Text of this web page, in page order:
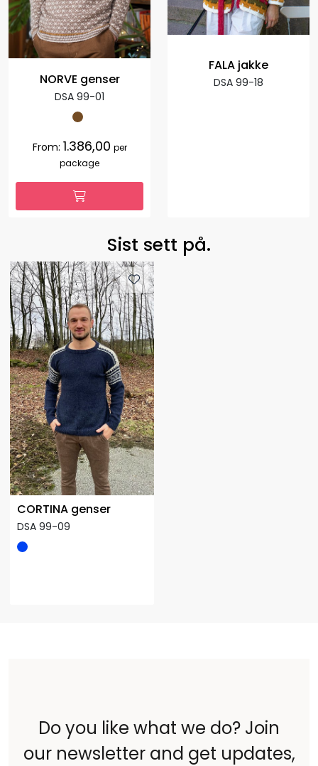
NORVE genser
DSA 99-01
From: 1.386,00 per
package
FALA jakke
DSA 99-18
Sist sett på.
CORTINA genser
DSA 99-09
Do you like what we do? Join
our newsletter and get updates,